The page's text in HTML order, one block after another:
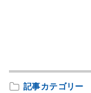
記事カテゴリー